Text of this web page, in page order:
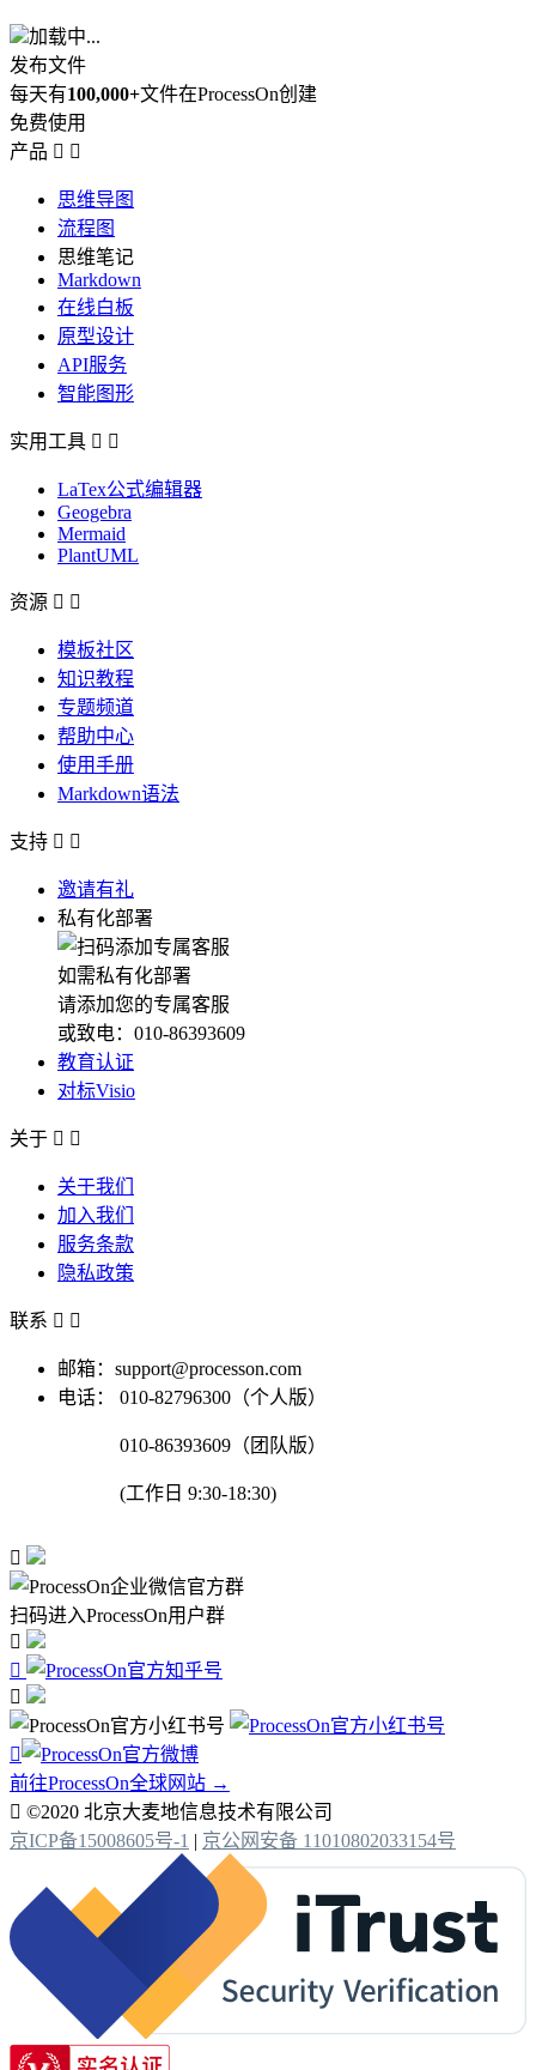
加载中...
发布文件
每天有100,000+文件在ProcessOn创建
免费使用
产品  
思维导图
流程图
思维笔记
Markdown
在线白板
原型设计
API服务
智能图形
实用工具  
LaTex公式编辑器
Geogebra
Mermaid
PlantUML
资源  
模板社区
知识教程
专题频道
帮助中心
使用手册
Markdown语法
支持  
邀请有礼
私有化部署
如需私有化部署
请添加您的专属客服
或致电：010-86393609
教育认证
对标Visio
关于  
关于我们
加入我们
服务条款
隐私政策
联系  
邮箱：support@processon.com
电话：
010-82796300（个人版）
010-86393609（团队版）
(工作日 9:30-18:30)

扫码进入ProcessOn用户群




前往ProcessOn全球网站 →
 ©2020 北京大麦地信息技术有限公司
京ICP备15008605号-1 | 京公网安备 11010802033154号